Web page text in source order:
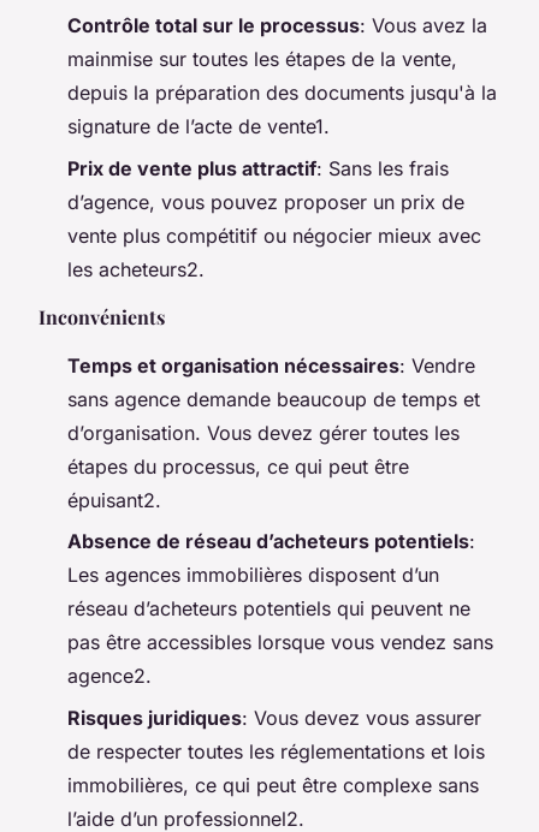
Contrôle total sur le processus: Vous avez la
mainmise sur toutes les étapes de la vente,
depuis la préparation des documents jusqu'à la
signature de l’acte de vente1.
Prix de vente plus attractif: Sans les frais
d’agence, vous pouvez proposer un prix de
vente plus compétitif ou négocier mieux avec
les acheteurs2.
Inconvénients
Temps et organisation nécessaires: Vendre
sans agence demande beaucoup de temps et
d’organisation. Vous devez gérer toutes les
étapes du processus, ce qui peut être
épuisant2.
Absence de réseau d’acheteurs potentiels:
Les agences immobilières disposent d’un
réseau d’acheteurs potentiels qui peuvent ne
pas être accessibles lorsque vous vendez sans
agence2.
Risques juridiques: Vous devez vous assurer
de respecter toutes les réglementations et lois
immobilières, ce qui peut être complexe sans
l’aide d’un professionnel2.